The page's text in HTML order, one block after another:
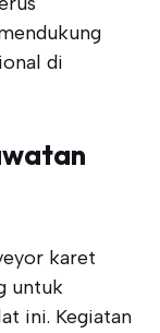
di
karet
untuk
ini. Kegiatan